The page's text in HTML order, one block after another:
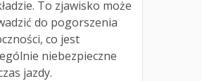
To zjawisko może
do pogorszenia
co jest
niebezpieczne
jazdy.